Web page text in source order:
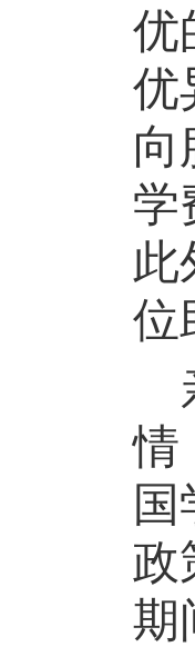
优
优
向
学
此
位
情
政
期